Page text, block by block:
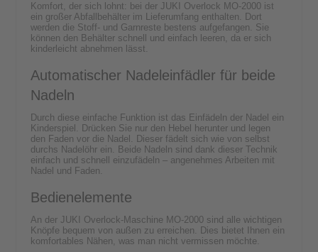
Komfort, der sich lohnt: bei der JUKI Overlock MO-2000 ist
ein großer Abfallbehälter im Lieferumfang enthalten. Dort
werden die Stoff- und Garnreste bestens aufgefangen. Sie
können den Behälter schnell und einfach leeren, da er sich
kinderleicht abnehmen lässt.
Automatischer Nadeleinfädler für beide
Nadeln
Durch diese einfache Funktion ist das Einfädeln der Nadel ein
Kinderspiel. Drücken Sie nur den Hebel herunter und legen
den Faden vor die Nadel. Dieser fädelt sich wie von selbst
durchs Nadelöhr ein. Beide Nadeln sind dank dieser Technik
einfach und schnell einzufädeln – angenehmes Arbeiten mit
Nadel und Faden.
Bedienelemente
An der JUKI Overlock-Maschine MO-2000 sind alle wichtigen
Knöpfe bequem von außen zu erreichen. Dies bietet Ihnen ein
komfortables Nähen, was man nicht vermissen möchte.